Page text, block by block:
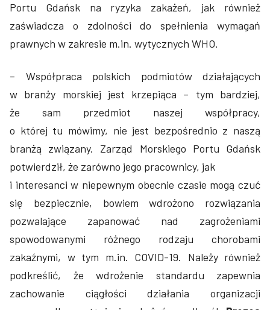
Portu Gdańsk na ryzyka zakażeń, jak również
zaświadcza o zdolności do spełnienia wymagań
prawnych w zakresie m.in. wytycznych WHO.
– Współpraca polskich podmiotów działających
w branży morskiej jest krzepiąca – tym bardziej,
że sam przedmiot naszej współpracy,
o której tu mówimy, nie jest bezpośrednio z naszą
branżą związany. Zarząd Morskiego Portu Gdańsk
potwierdził, że zarówno jego pracownicy, jak
i interesanci w niepewnym obecnie czasie mogą czuć
się bezpiecznie, bowiem wdrożono rozwiązania
pozwalające zapanować nad zagrożeniami
spowodowanymi różnego rodzaju chorobami
zakaźnymi, w tym m.in. COVID-19. Należy również
podkreślić, że wdrożenie standardu zapewnia
zachowanie ciągłości działania organizacji